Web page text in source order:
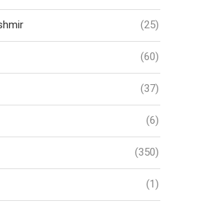
(25)
(60)
(37)
(6)
(350)
(1)